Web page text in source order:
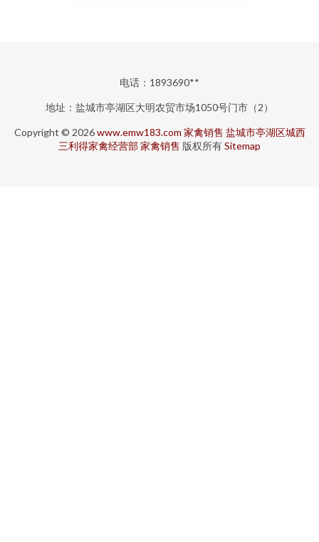
电话：1893690**
地址：盐城市亭湖区大明农贸市场1050号门市（2）
Copyright © 2026www.emw183.com 家禽销售 盐城市亭湖区城西
三利得家禽经营部家禽销售 版权所有Sitemap